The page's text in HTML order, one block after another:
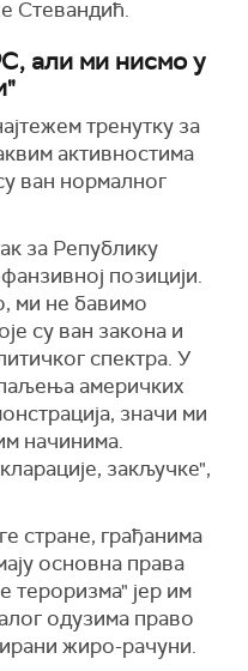
Стевандић.
али ми нисмо у
тренутку за
активностима
ван нормалног
за Републику
позицији.
ми не бавимо
су ван закона и
спектра. У
америчких
значи ми
начинима.
закључке",
стране, грађанима
основна права
тероризма" јер им
одузима право
жиро-рачуни.